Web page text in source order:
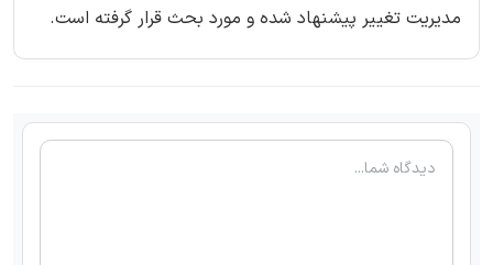
مدیریت تغییر پیشنهاد شده و مورد بحث قرار گرفته است.